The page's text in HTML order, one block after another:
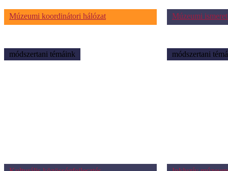
Múzeumi koordinátori hálózat Múzeumi
módszertani témáink módszertani